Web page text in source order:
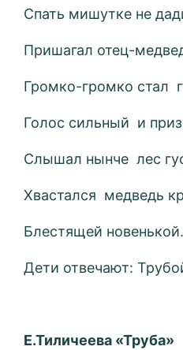
Спать мишутке не
Пришагал отец-
Громко-громко стал
Голос сильный и
Слышал нынче лес
Хвастался медведь
Блестящей
Дети отвечают:
Е.Тиличеева «Труба»